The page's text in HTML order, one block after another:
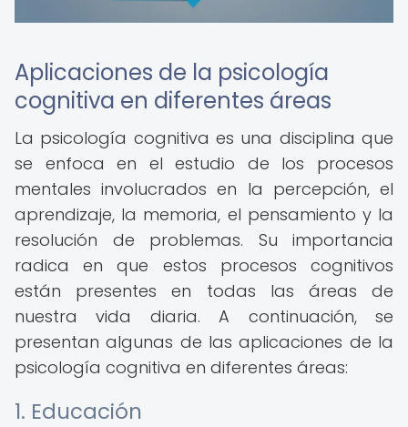
Aplicaciones de la psicología
cognitiva en diferentes áreas
La psicología cognitiva es una disciplina que
se enfoca en el estudio de los procesos
mentales involucrados en la percepción, el
aprendizaje, la memoria, el pensamiento y la
resolución de problemas. Su importancia
radica en que estos procesos cognitivos
están presentes en todas las áreas de
nuestra vida diaria. A continuación, se
presentan algunas de las aplicaciones de la
psicología cognitiva en diferentes áreas:
1. Educación